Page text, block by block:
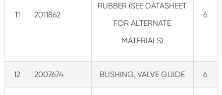
11 2011862
RUBBER (SEE DATASHEET
FOR ALTERNATE
MATERIALS)
6
12 2007674 BUSHING, VALVE GUIDE 6